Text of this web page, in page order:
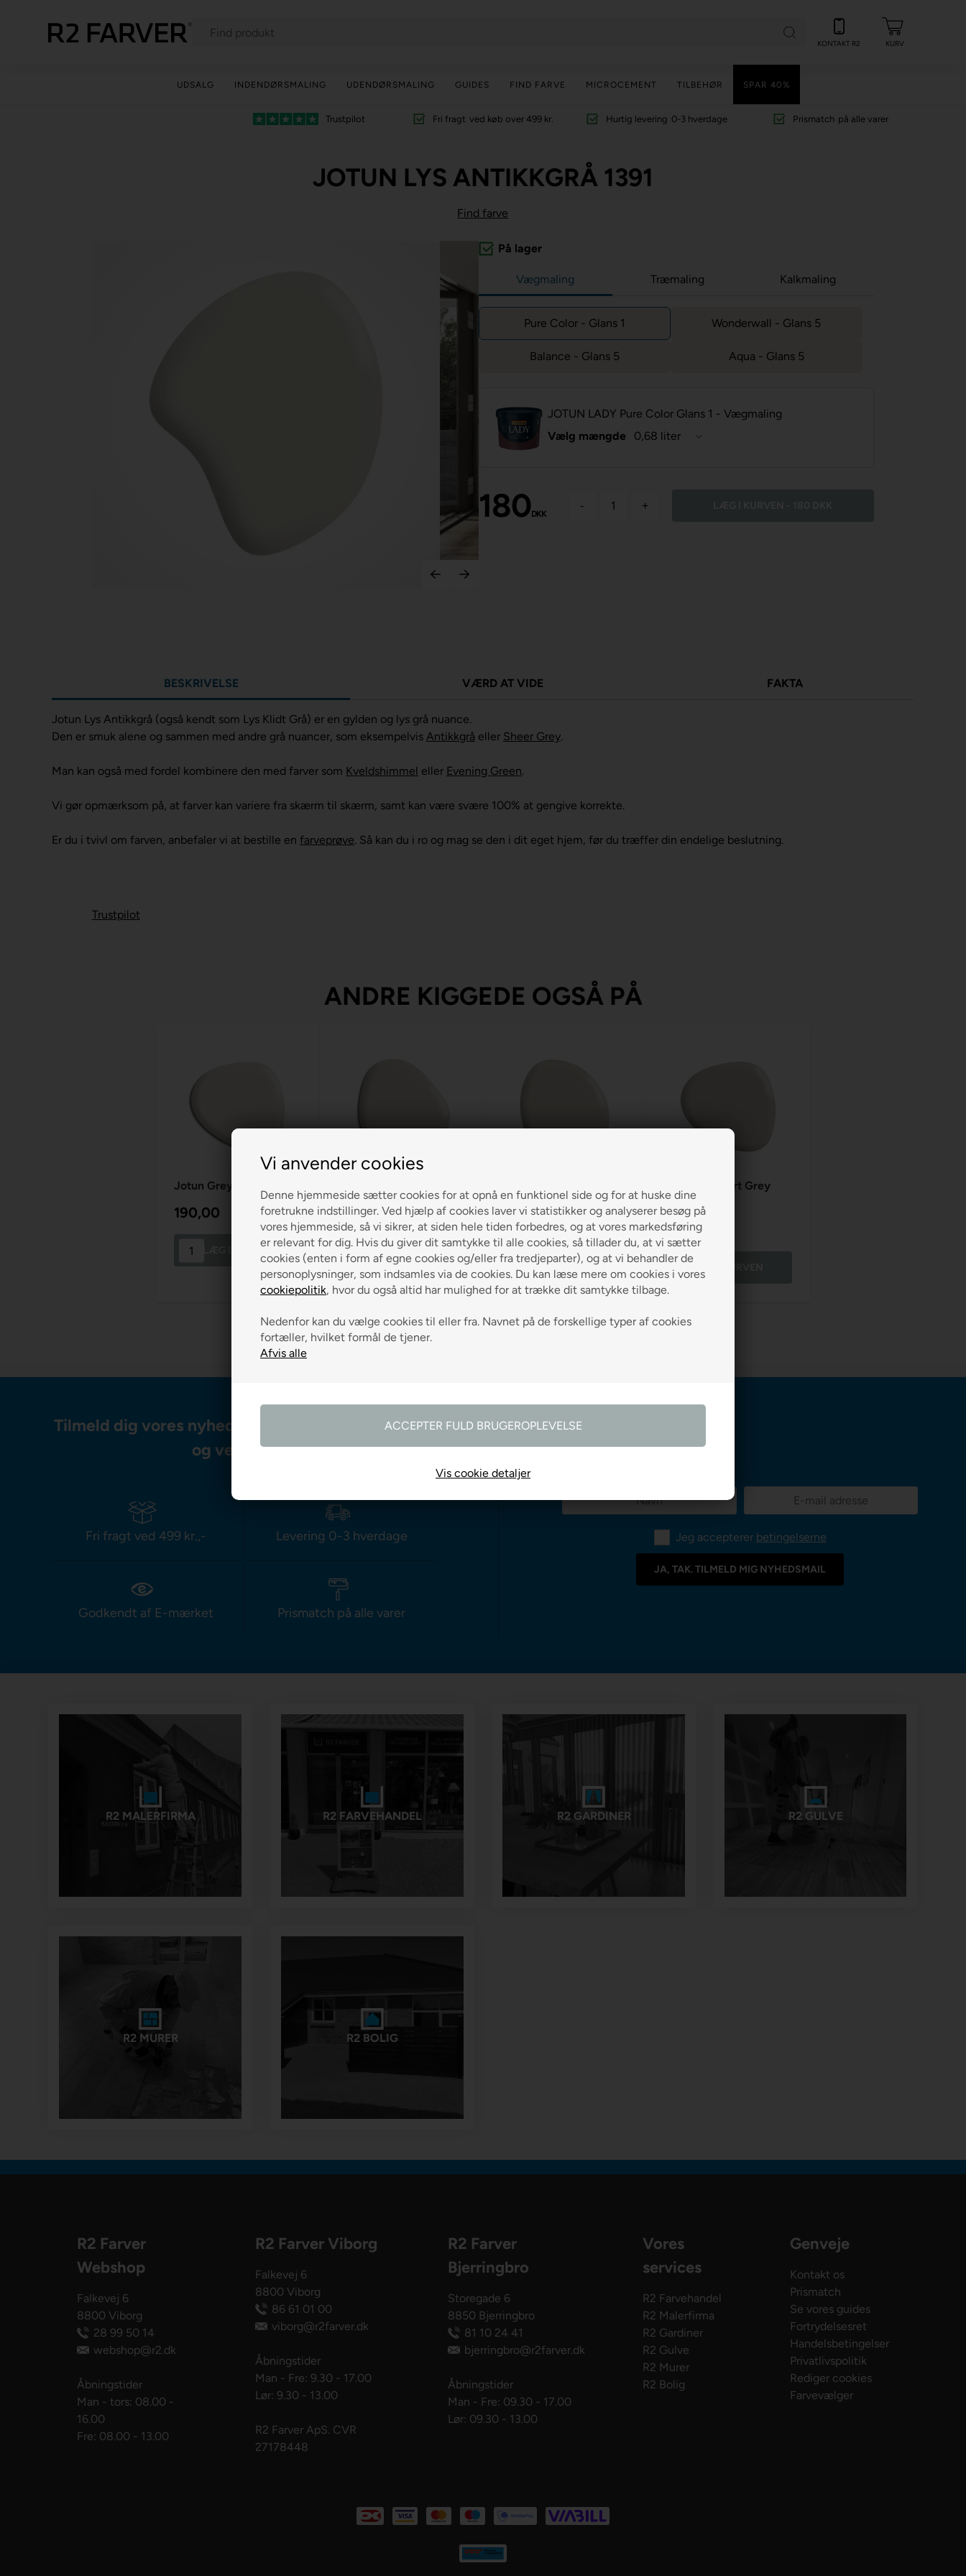
Vi anvender cookies
Denne hjemmeside sætter cookies for at opnå en funktionel side og for at huske dine
foretrukne indstillinger. Ved hjælp af cookies laver vi statistikker og analyserer besøg på
vores hjemmeside, så vi sikrer, at siden hele tiden forbedres, og at vores markedsføring
er relevant for dig. Hvis du giver dit samtykke til alle cookies, så tillader du, at vi sætter
cookies (enten i form af egne cookies og/eller fra tredjeparter), og at vi behandler de
personoplysninger, som indsamles via de cookies. Du kan læse mere om cookies i vores
cookiepolitik, hvor du også altid har mulighed for at trække dit samtykke tilbage.
Nedenfor kan du vælge cookies til eller fra. Navnet på de forskellige typer af cookies
fortæller, hvilket formål de tjener.
Vis cookie detaljer
KONTAKT R2 KURV
UDSALG INDENDØRSMALING UDENDØRSMALING GUIDES FIND FARVE MICROCEMENT TILBEHØR SPAR 40%
Trustpilot Fri fragt ved køb over 499 kr. Hurtig levering 0-3 hverdage Prismatch på alle varer
JOTUN LYS ANTIKKGRÅ 1391
Find farve
På lager
Vægmaling Træmaling Kalkmaling
Pure Color - Glans 1 Wonderwall - Glans 5
Balance - Glans 5 Aqua - Glans 5
JOTUN LADY Pure Color Glans 1 - Vægmaling
Vælg mængde
180DKK
- +
BESKRIVELSE VÆRD AT VIDE FAKTA
Jotun Lys Antikkgrå (også kendt som Lys Klidt Grå) er en gylden og lys grå nuance.
Den er smuk alene og sammen med andre grå nuancer, som eksempelvis Antikkgrå eller Sheer Grey.
Man kan også med fordel kombinere den med farver som Kveldshimmel eller Evening Green.
Vi gør opmærksom på, at farver kan variere fra skærm til skærm, samt kan være svære 100% at gengive korrekte.
Er du i tvivl om farven, anbefaler vi at bestille en farveprøve. Så kan du i ro og mag se den i dit eget hjem, før du træffer din endelige beslutning.
Trustpilot
ANDRE KIGGEDE OGSÅ PÅ
Jotun Grey Touch 12314
190,00
LÆG I KURVEN
190,00
LÆG I KURVEN
190,00
LÆG I KURVEN
Jotun Comfort Grey
12078
190,00
Tilmeld dig vores nyhedsbrev og modtag gode råd
og vejledning
Fri fragt ved 499 kr.,- Levering 0-3 hverdage
Godkendt af E-mærket Prismatch på alle varer
Jeg accepterer betingelserne
R2 MALERFIRMA R2 FARVEHANDEL R2 GARDINER R2 GULVE
R2 MURER R2 BOLIG
R2 Farver
Webshop
Falkevej 6
8800 Viborg
28 99 50 14
webshop@r2.dk
Åbningstider
Man - tors: 08.00 -
16.00
Fre: 08.00 - 13.00
R2 Farver Viborg
Falkevej 6
8800 Viborg
86 61 01 00
viborg@r2farver.dk
Åbningstider
Man - Fre: 9.30 - 17.00
Lør: 9.30 - 13.00
R2 Farver ApS. CVR
27178448
R2 Farver
Bjerringbro
Storegade 6
8850 Bjerringbro
81 10 24 41
bjerringbro@r2farver.dk
Åbningstider
Man - Fre: 09.30 - 17.00
Lør: 09.30 - 13.00
Vores
services
R2 Farvehandel
R2 Malerfirma
R2 Gardiner
R2 Gulve
R2 Murer
R2 Bolig
Genveje
Kontakt os
Prismatch
Se vores guides
Fortrydelsesret
Handelsbetingelser
Privatlivspolitik
Rediger cookies
Farvevælger